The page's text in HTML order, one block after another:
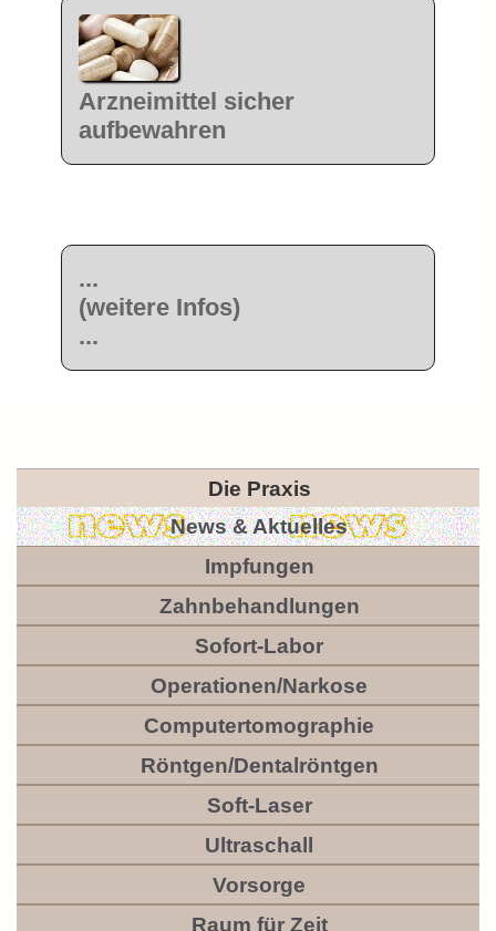
Arzneimittel sicher
aufbewahren
...
(weitere Infos)
...
Die Praxis
News & Aktuelles
Impfungen
Zahnbehandlungen
Sofort-Labor
Operationen/Narkose
Computertomographie
Röntgen/Dentalröntgen
Soft-Laser
Ultraschall
Vorsorge
Raum für Zeit